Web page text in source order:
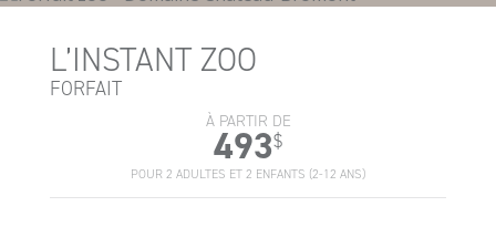
L’INSTANT ZOO
FORFAIT
À PARTIR DE
493$
POUR 2 ADULTES ET 2 ENFANTS (2-12 ANS)